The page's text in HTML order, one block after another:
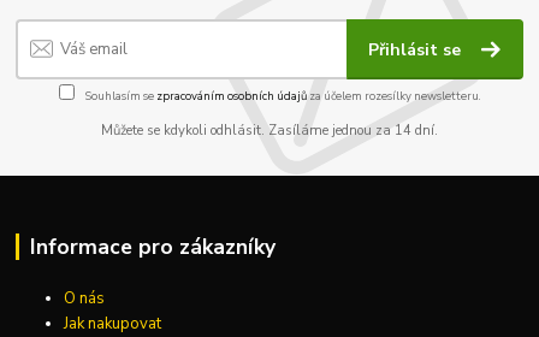
Přihlásit se
Souhlasím se zpracováním osobních údajůza účelem rozesílky newsletteru.
Můžete se kdykoli odhlásit. Zasíláme jednou za 14 dní.
Informace pro zákazníky
O nás
Jak nakupovat